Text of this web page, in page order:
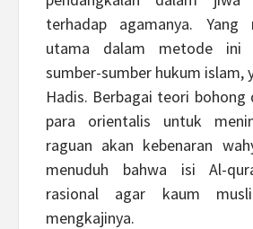
terhadap agamanya. Yang
utama dalam metode ini
sumber-sumber hukum islam,
Hadis. Berbagai teori bohong
para orientalis untuk
raguan akan kebenaran
menuduh bahwa isi Al-
rasional agar kaum
mengkajinya.